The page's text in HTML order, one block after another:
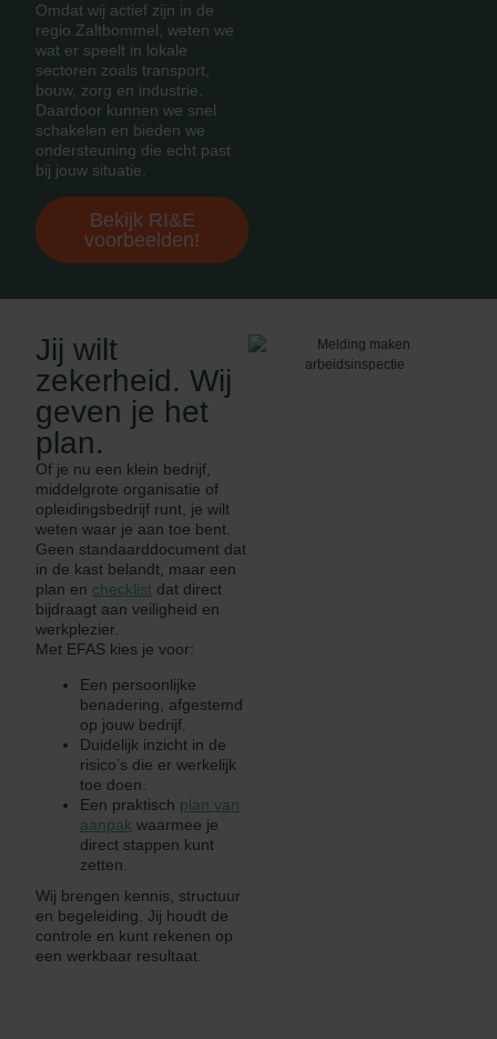
Omdat wij actief zijn in de
regio Zaltbommel, weten we
wat er speelt in lokale
sectoren zoals transport,
bouw, zorg en industrie.
Daardoor kunnen we snel
schakelen en bieden we
ondersteuning die echt past
bij jouw situatie.
Bekijk RI&E
voorbeelden!
Jij wilt
zekerheid. Wij
geven je het
plan.
Of je nu een klein bedrijf,
middelgrote organisatie of
opleidingsbedrijf runt, je wilt
weten waar je aan toe bent.
Geen standaarddocument dat
in de kast belandt, maar een
plan en checklist dat direct
bijdraagt aan veiligheid en
werkplezier.
Met EFAS kies je voor:
Een persoonlijke
benadering, afgestemd
op jouw bedrijf.
Duidelijk inzicht in de
risico’s die er werkelijk
toe doen.
Een praktisch plan van
aanpak waarmee je
direct stappen kunt
zetten.
Wij brengen kennis, structuur
en begeleiding. Jij houdt de
controle en kunt rekenen op
een werkbaar resultaat.